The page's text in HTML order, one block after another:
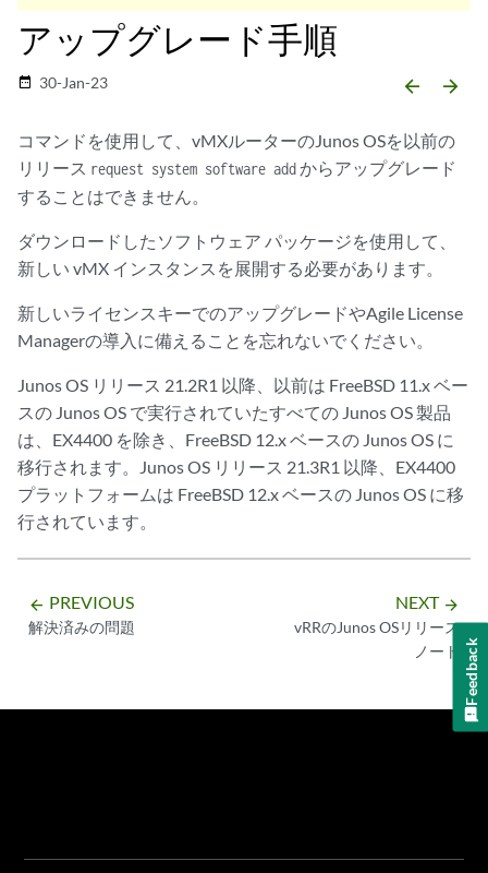
アップグレード手順
date_range 30-Jan-23 arrow_backward arrow_forward
コマンドを使用して、vMXルーターのJunos OSを以前の
リリース request system software addからアップグレード
することはできません。
ダウンロードしたソフトウェア パッケージを使用して、
新しい vMX インスタンスを展開する必要があります。
新しいライセンスキーでのアップグレードやAgile License
Managerの導入に備えることを忘れないでください。
Junos OS リリース 21.2R1 以降、以前は FreeBSD 11.x ベー
スの Junos OS で実行されていたすべての Junos OS 製品
は、EX4400 を除き、FreeBSD 12.x ベースの Junos OS に
移行されます。Junos OS リリース 21.3R1 以降、EX4400
プラットフォームは FreeBSD 12.x ベースの Junos OS に移
行されています。
arrow_backward PREVIOUS
解決済みの問題
NEXT arrow_forward
vRRのJunos OSリリース
ノート
Feedback